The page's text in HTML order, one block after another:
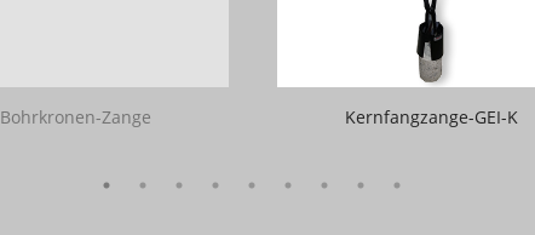
Bohrkronen-Zange Kernfangzange-GEI-K